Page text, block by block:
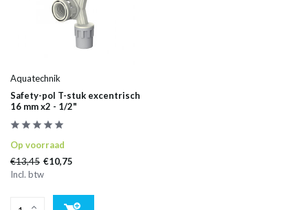
Aquatechnik
Safety-pol T-stuk excentrisch
16 mm x2 - 1/2"
Op voorraad
€13,45 €10,75
Incl. btw